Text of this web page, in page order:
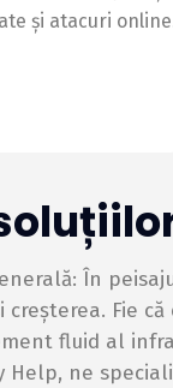
și atacuri
În
creșterea. Fie
fluid al
Help, ne